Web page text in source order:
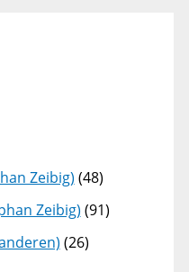
Zeibig) (48)
Zeibig) (91)
(26)